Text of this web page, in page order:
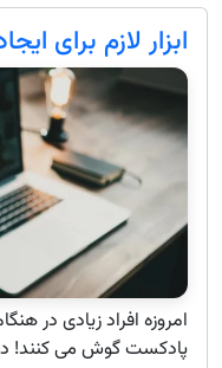
ابزار لازم برای
امروزه افراد زیادی در
پادکست گوش می کنند!